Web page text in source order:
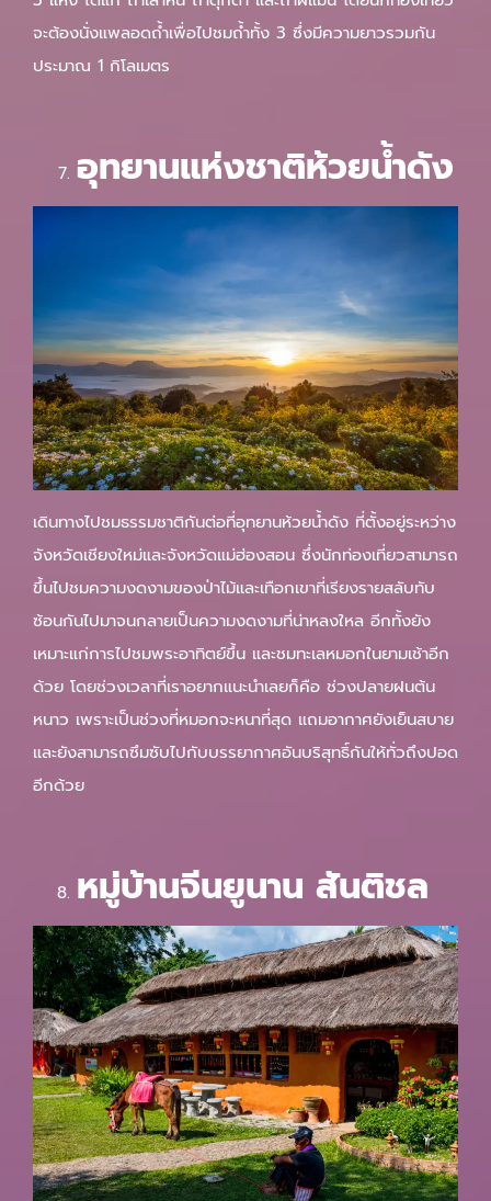
จะต้องนั่งแพลอดถ้ำเพื่อไปชมถ้ำทั้ง 3 ซึ่งมีความยาวรวมกัน
ประมาณ 1 กิโลเมตร
อุทยานแห่งชาติห้วยน้ำดัง
เดินทางไปชมธรรมชาติกันต่อที่อุทยานห้วยน้ำดัง ที่ตั้งอยู่ระหว่าง
จังหวัดเชียงใหม่และจังหวัดแม่ฮ่องสอน ซึ่งนักท่องเที่ยวสามารถ
ขึ้นไปชมความงดงามของป่าไม้และเทือกเขาที่เรียงรายสลับทับ
ซ้อนกันไปมาจนกลายเป็นความงดงามที่น่าหลงใหล อีกทั้งยัง
เหมาะแก่การไปชมพระอาทิตย์ขึ้น และชมทะเลหมอกในยามเช้าอีก
ด้วย โดยช่วงเวลาที่เราอยากแนะนำเลยก็คือ ช่วงปลายฝนต้น
หนาว เพราะเป็นช่วงที่หมอกจะหนาที่สุด แถมอากาศยังเย็นสบาย
และยังสามารถซึมซับไปกับบรรยากาศอันบริสุทธิ์กันให้ทั่วถึงปอด
อีกด้วย
หมู่บ้านจีนยูนาน สันติชล